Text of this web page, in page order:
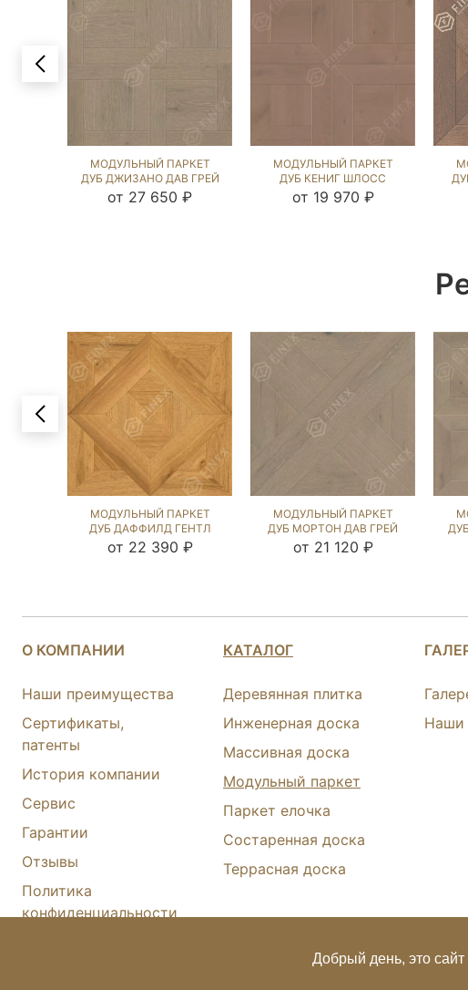
МОДУЛЬНЫЙ ПАРКЕТ
ДУБ ДЖИЗАНО ДАВ ГРЕЙ
(BRUSHED) 122649
от 27 650 ₽
МОДУЛЬНЫЙ ПАРКЕТ
ДУБ КЕНИГ ШЛОСС
РАТЛИН (BRUSHED)
124539
от 19 970 ₽
МОДУЛЬНЫЙ ПАРКЕТ
ДУБ ДАФФИЛД ГЕНТЛ
NEW (BRUSHED) 1043719
от 22 390 ₽
МОДУЛЬНЫЙ ПАРКЕТ
ДУБ МОРТОН ДАВ ГРЕЙ
(BRUSHED) 123635
от 21 120 ₽
О КОМПАНИИ
Наши преимущества
Сертификаты,
патенты
История компании
Сервис
Гарантии
Отзывы
Политика
конфиденциальности
КАТАЛОГ
Деревянная плитка
Инженерная доска
Массивная доска
Модульный паркет
Паркет елочка
Состаренная доска
Террасная доска
Наши
Добрый день, это